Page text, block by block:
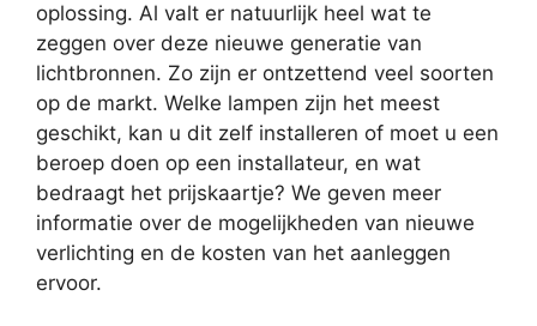
oplossing. Al valt er natuurlijk heel wat te
zeggen over deze nieuwe generatie van
lichtbronnen. Zo zijn er ontzettend veel soorten
op de markt. Welke lampen zijn het meest
geschikt, kan u dit zelf installeren of moet u een
beroep doen op een installateur, en wat
bedraagt het prijskaartje? We geven meer
informatie over de mogelijkheden van nieuwe
verlichting en de kosten van het aanleggen
ervoor.